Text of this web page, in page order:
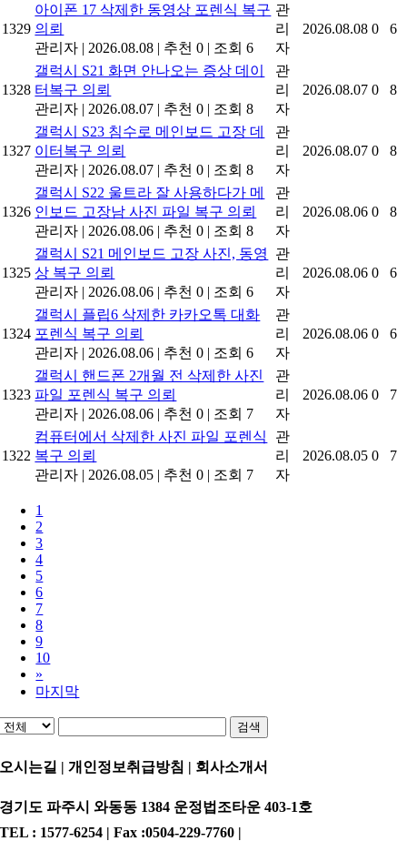
1329
아이폰 17 삭제한 동영상 포렌식 복구
의뢰
관리자 | 2026.08.08 | 추천 0 | 조회 6
관
리
자
2026.08.08 0 6
1328
갤럭시 S21 화면 안나오는 증상 데이
터복구 의뢰
관리자 | 2026.08.07 | 추천 0 | 조회 8
관
리
자
2026.08.07 0 8
1327
갤럭시 S23 침수로 메인보드 고장 데
이터복구 의뢰
관리자 | 2026.08.07 | 추천 0 | 조회 8
관
리
자
2026.08.07 0 8
1326
갤럭시 S22 울트라 잘 사용하다가 메
인보드 고장남 사진 파일 복구 의뢰
관리자 | 2026.08.06 | 추천 0 | 조회 8
관
리
자
2026.08.06 0 8
1325
갤럭시 S21 메인보드 고장 사진, 동영
상 복구 의뢰
관리자 | 2026.08.06 | 추천 0 | 조회 6
관
리
자
2026.08.06 0 6
1324
갤럭시 플립6 삭제한 카카오톡 대화
포렌식 복구 의뢰
관리자 | 2026.08.06 | 추천 0 | 조회 6
관
리
자
2026.08.06 0 6
1323
갤럭시 핸드폰 2개월 전 삭제한 사진
파일 포렌식 복구 의뢰
관리자 | 2026.08.06 | 추천 0 | 조회 7
관
리
자
2026.08.06 0 7
1322
컴퓨터에서 삭제한 사진 파일 포렌식
복구 의뢰
관리자 | 2026.08.05 | 추천 0 | 조회 7
관
리
자
2026.08.05 0 7
1
2
3
4
5
6
7
8
9
10
»
마지막
검색
오시는길 | 개인정보취급방침 | 회사소개서
경기도 파주시 와동동 1384 운정법조타운 403-1호
TEL : 1577-6254 | Fax :0504-229-7760 |